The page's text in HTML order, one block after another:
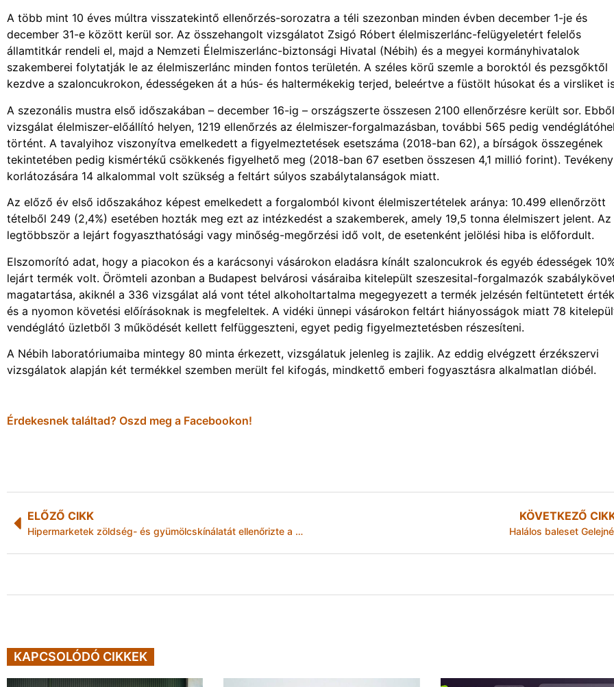
A több mint 10 éves múltra visszatekintő ellenőrzés-sorozatra a téli szezonban minden évben december 1-je és
december 31-e között kerül sor. Az összehangolt vizsgálatot Zsigó Róbert élelmiszerlánc-felügyeletért felelős
államtitkár rendeli el, majd a Nemzeti Élelmiszerlánc-biztonsági Hivatal (Nébih) és a megyei kormányhivatalok
szakemberei folytatják le az élelmiszerlánc minden fontos területén. A széles körű szemle a boroktól és pezsgőktől
kezdve a szaloncukrokon, édességeken át a hús- és haltermékekig terjed, beleértve a füstölt húsokat és a virsliket
A szezonális mustra első időszakában – december 16-ig – országszerte összesen 2100 ellenőrzésre került sor.
vizsgálat élelmiszer-előállító helyen, 1219 ellenőrzés az élelmiszer-forgalmazásban, további 565 pedig
történt. A tavalyihoz viszonyítva emelkedett a figyelmeztetések esetszáma (2018-ban 62), a bírságok összegének
tekintetében pedig kismértékű csökkenés figyelhető meg (2018-ban 67 esetben összesen 4,1 millió forint).
korlátozására 14 alkalommal volt szükség a feltárt súlyos szabálytalanságok miatt.
Az előző év első időszakához képest emelkedett a forgalomból kivont élelmiszertételek aránya: 10.499 ellenőrzött
tételből 249 (2,4%) esetében hozták meg ezt az intézkedést a szakemberek, amely 19,5 tonna élelmiszert jelent.
legtöbbször a lejárt fogyaszthatósági vagy minőség-megőrzési idő volt, de esetenként jelölési hiba is előfordult.
Elszomorító adat, hogy a piacokon és a karácsonyi vásárokon eladásra kínált szaloncukrok és egyéb édességek
lejárt termék volt. Örömteli azonban a Budapest belvárosi vásáraiba kitelepült szeszesital-forgalmazók
magatartása, akiknél a 336 vizsgálat alá vont tétel alkoholtartalma megegyezett a termék jelzésén feltüntetett
és a nyomon követési előírásoknak is megfeleltek. A vidéki ünnepi vásárokon feltárt hiányosságok miatt 78
vendéglátó üzletből 3 működését kellett felfüggeszteni, egyet pedig figyelmeztetésben részesíteni.
A Nébih laboratóriumaiba mintegy 80 minta érkezett, vizsgálatuk jelenleg is zajlik. Az eddig elvégzett érzékszervi
vizsgálatok alapján két termékkel szemben merült fel kifogás, mindkettő emberi fogyasztásra alkalmatlan dióbél.
Érdekesnek találtad? Oszd meg a Facebookon!
ELŐZŐ CIKK
Hipermarketek zöldség- és gyümölcskínálatát ellenőrizte a Nébih
KÖVETKEZŐ
Halálos baleset
KAPCSOLÓDÓ CIKKEK